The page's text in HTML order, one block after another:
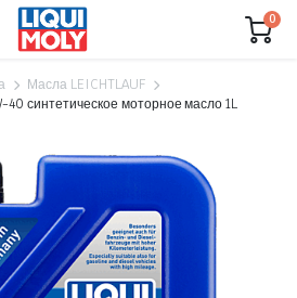
0
Масла LEICHTLAUF
40 синтетическое моторное масло 1L